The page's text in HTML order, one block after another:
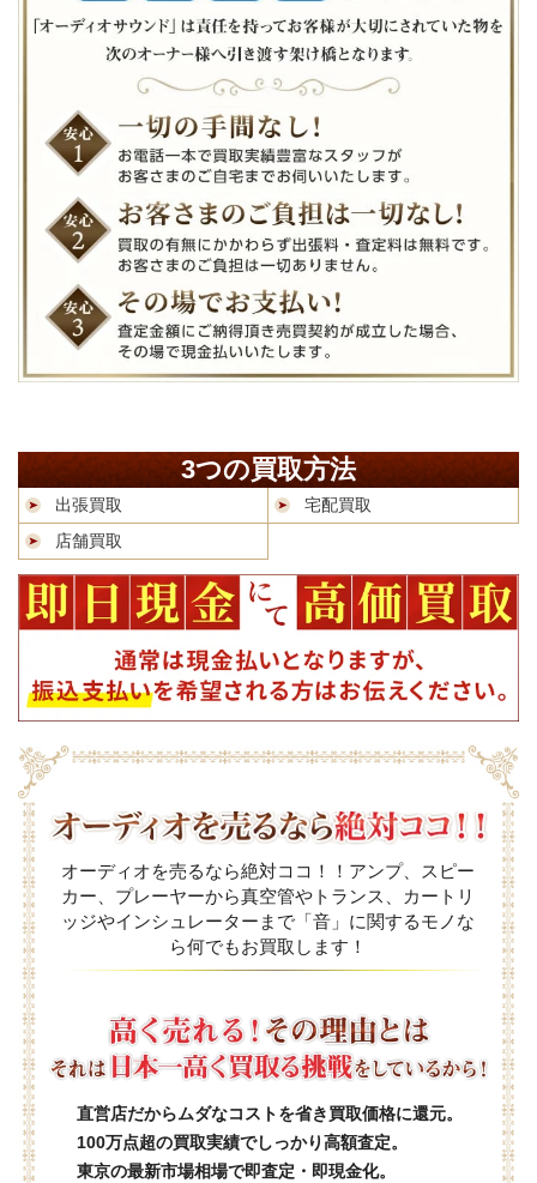
3つの買取方法
出張買取
宅配買取
店舗買取
オーディオを売るなら絶対ココ！！アンプ、スピー
カー、プレーヤーから真空管やトランス、カートリ
ッジやインシュレーターまで「音」に関するモノな
ら何でもお買取します！
直営店だからムダなコストを省き買取価格に還元。
100万点超の買取実績でしっかり高額査定。
東京の最新市場相場で即査定・即現金化。